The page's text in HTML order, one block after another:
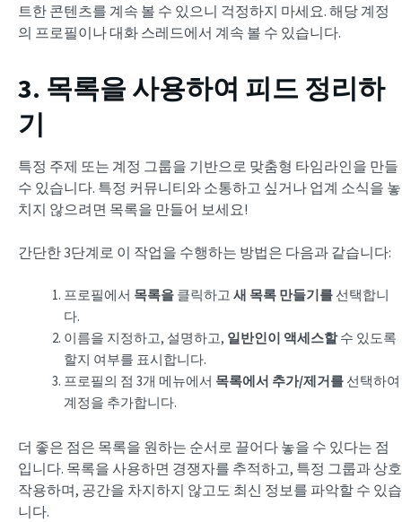
트한 콘텐츠를 계속 볼 수 있으니 걱정하지 마세요. 해당 계정
의 프로필이나 대화 스레드에서 계속 볼 수 있습니다.
3. 목록을 사용하여 피드 정리하
기
특정 주제 또는 계정 그룹을 기반으로 맞춤형 타임라인을 만들
수 있습니다. 특정 커뮤니티와 소통하고 싶거나 업계 소식을 놓
치지 않으려면 목록을 만들어 보세요!
간단한 3단계로 이 작업을 수행하는 방법은 다음과 같습니다:
프로필에서 목록을 클릭하고 새 목록 만들기를 선택합니
다.
이름을 지정하고, 설명하고, 일반인이 액세스할수 있도록
할지 여부를 표시합니다.
프로필의 점 3개 메뉴에서 목록에서 추가/제거를 선택하여
계정을 추가합니다.
더 좋은 점은 목록을 원하는 순서로 끌어다 놓을 수 있다는 점
입니다. 목록을 사용하면 경쟁자를 추적하고, 특정 그룹과 상호
작용하며, 공간을 차지하지 않고도 최신 정보를 파악할 수 있습
니다.